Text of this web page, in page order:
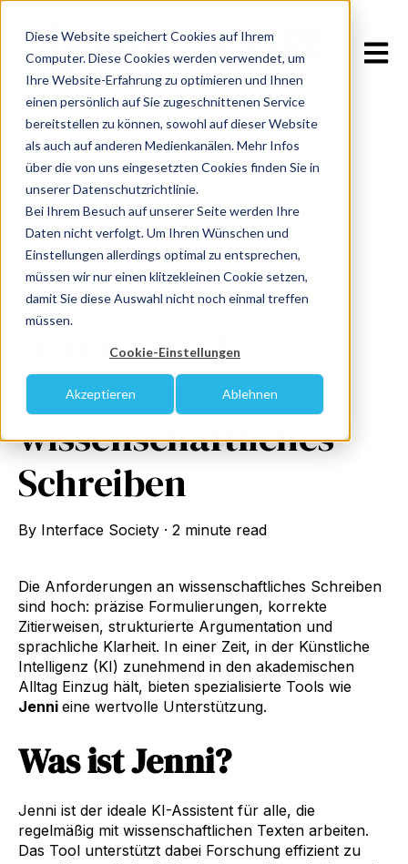
Diese Website speichert Cookies auf Ihrem
Computer. Diese Cookies werden verwendet, um
Ihre Website-Erfahrung zu optimieren und Ihnen
einen persönlich auf Sie zugeschnittenen Service
bereitstellen zu können, sowohl auf dieser Website
als auch auf anderen Medienkanälen. Mehr Infos
über die von uns eingesetzten Cookies finden Sie in
unserer Datenschutzrichtlinie.
Bei Ihrem Besuch auf unserer Seite werden Ihre
Daten nicht verfolgt. Um Ihren Wünschen und
Einstellungen allerdings optimal zu entsprechen,
müssen wir nur einen klitzekleinen Cookie setzen,
damit Sie diese Auswahl nicht noch einmal treffen
müssen.
Cookie-Einstellungen
Akzeptieren Ablehnen
Open
All posts
August 14, 2025
Jenni – Der KI-
Assistent für
wissenschaftliches
Schreiben
By Interface Society · 2 minute read
Die Anforderungen an wissenschaftliches Schreiben
sind hoch: präzise Formulierungen, korrekte
Zitierweisen, strukturierte Argumentation und
sprachliche Klarheit. In einer Zeit, in der Künstliche
Intelligenz (KI) zunehmend in den akademischen
Alltag Einzug hält, bieten spezialisierte Tools wie
Jenni eine wertvolle Unterstützung.
Was ist Jenni?
Jenni ist der ideale KI-Assistent für alle, die
regelmäßig mit wissenschaftlichen Texten arbeiten.
Das Tool unterstützt dabei Forschung effizient zu